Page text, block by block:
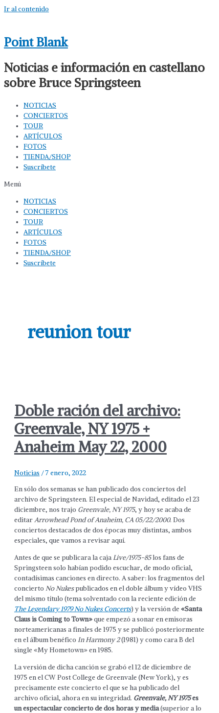
Ir al contenido
Point Blank
Noticias e información en castellano
sobre Bruce Springsteen
NOTICIAS
CONCIERTOS
TOUR
ARTÍCULOS
FOTOS
TIENDA/SHOP
Suscríbete
Menú
NOTICIAS
CONCIERTOS
TOUR
ARTÍCULOS
FOTOS
TIENDA/SHOP
Suscríbete
reunion tour
Doble ración del archivo:
Greenvale, NY 1975 +
Anaheim May 22, 2000
Noticias /7 enero, 2022
En sólo dos semanas se han publicado dos conciertos del
archivo de Springsteen. El especial de Navidad, editado el 23
diciembre, nos trajo Greenvale, NY 1975, y hoy se acaba de
editarArrowhead Pond of Anaheim, CA 05/22/2000. Dos
conciertos destacados de dos épocas muy distintas, ambos
especiales, que vamos a revisar aquí.
Antes de que se publicara la cajaLive/1975-85los fans de
Springsteen solo habían podido escuchar, de modo oficial,
contadísimas canciones en directo. A saber: los fragmentos del
conciertoNo Nukespublicados en el doble álbum y vídeo VHS
del mismo título (tema solventado con la reciente edición de
The Legendary 1979 No Nukes Concerts) y la versión de«Santa
Claus is Coming to Town»que empezó a sonar en emisoras
norteamericanas a finales de 1975 y se publicó posteriormente
en el álbum benéficoIn Harmony 2(1981) y como cara B del
single «My Hometown» en 1985.
La versión de dicha canción se grabó el 12 de diciembre de
1975 en el CW Post College de Greenvale (New York), y es
precisamente este concierto el que se ha publicado del
archivo oficial, ahora en su integridad. Greenvale, NY 1975es
un espectacular concierto de dos horas y media(superior a lo